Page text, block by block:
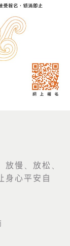
放慢、放松、
身心平安自